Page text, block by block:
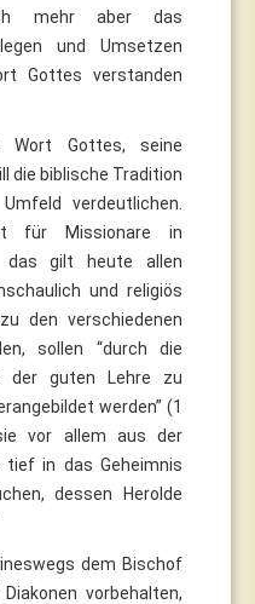
mehr aber das
und Umsetzen
Gottes verstanden
Wort Gottes, seine
die biblische Tradition
verdeutlichen.
für Missionare in
das gilt heute allen
und religiös
den verschiedenen
sollen “durch die
der guten Lehre zu
werden” (1
vor allem aus der
in das Geheimnis
dessen Herolde
dem Bischof
vorbehalten,